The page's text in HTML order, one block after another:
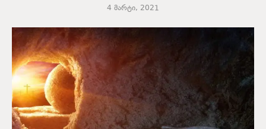
4 მარტი, 2021